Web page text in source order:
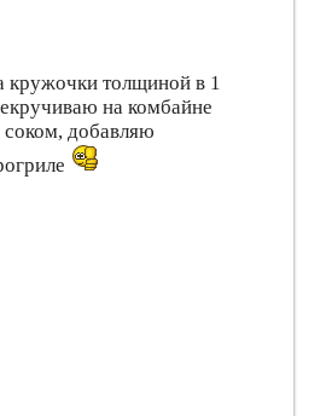
кружочки толщиной в 1
на комбайне
добавляю